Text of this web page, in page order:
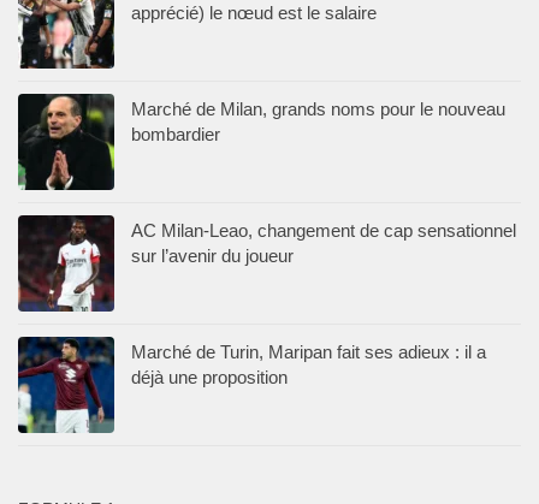
apprécié) le nœud est le salaire
Marché de Milan, grands noms pour le nouveau
bombardier
AC Milan-Leao, changement de cap sensationnel
sur l’avenir du joueur
Marché de Turin, Maripan fait ses adieux : il a
déjà une proposition